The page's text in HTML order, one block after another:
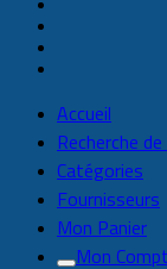
Accueil
Recherche
Catégories
Fournisseurs
Mon Panier
Mon